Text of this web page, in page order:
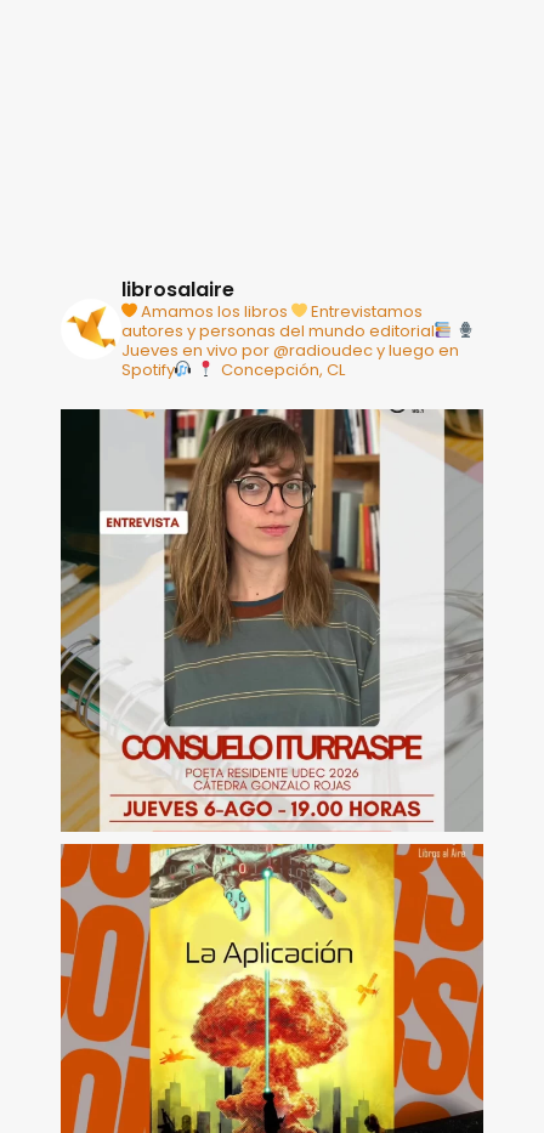
librosalaire
Amamos los libros
Entrevistamos
autores y personas del mundo editorial
Jueves en vivo por @radioudec y luego en
Spotify
Concepción, CL